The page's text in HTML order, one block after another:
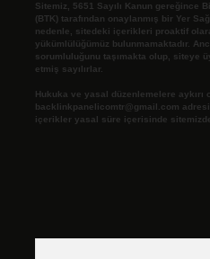
Sitemiz, 5651 Sayılı Kanun gereğince
(BTK) tarafından onaylanmış bir Yer
nedenle, sitedeki içerikleri proaktif
yükümlülüğümüz bulunmamaktadır.
sorumluluğunu taşımakta olup, siteye
etmiş sayılırlar.
Hukuka ve yasal düzenlemelere
backlinkpanelicomtr@gmail.com
içerikler yasal süre içerisinde